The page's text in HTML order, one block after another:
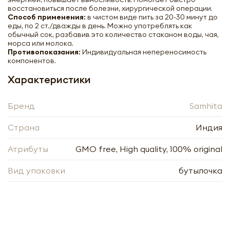
восстановиться после болезни, хирургической операции.
Способ применения: в чистом виде пить за 20-30 минут до
еды, по 2 ст./дважды в день. Можно употреблять как
обычный сок, разбавив это количество стаканом воды, чая,
морса или молока.
Противопоказания: Индивидуальная непереносимость
компонентов.
Характеристики
Бренд Samhita
Страна Индия
Атрибуты GMO free, High quality, 100% original
Вид упаковки бутылочка
-